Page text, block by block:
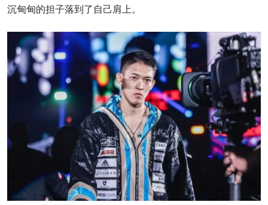
沉甸甸的担子落到了自己肩上。